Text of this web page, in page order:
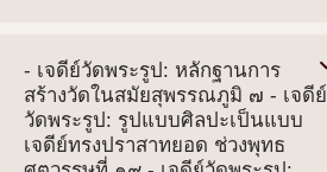
- เจดีย์วัดพระรูป: หลักฐานการ
สร้างวัดในสมัยสุพรรณภูมิ ๗ - เจดีย์
วัดพระรูป: รูปแบบศิลปะเป็นแบบ
เจดีย์ทรงปราสาทยอด ช่วงพุทธ